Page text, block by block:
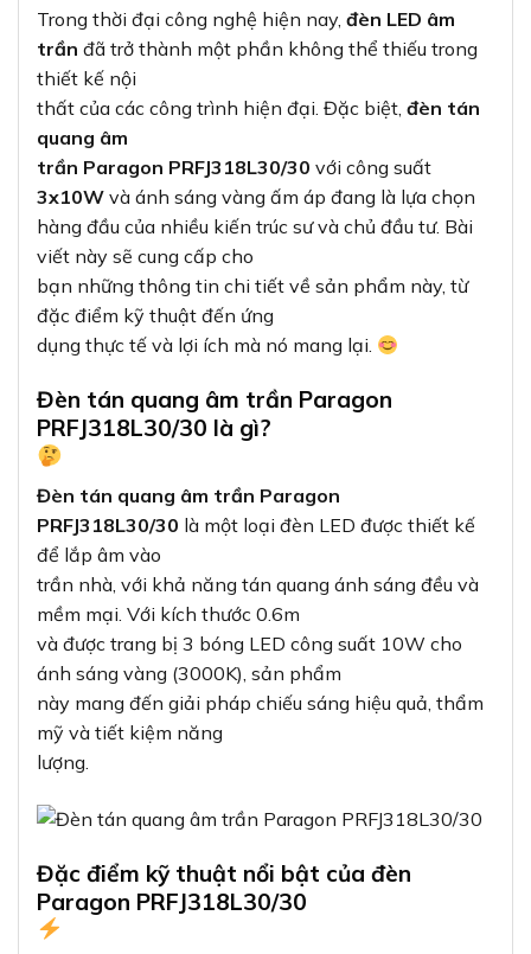
Trong thời đại công nghệ hiện nay, đèn LED âm
trần đã trở thành một phần không thể thiếu trong
thiết kế nội
thất của các công trình hiện đại. Đặc biệt, đèn tán
quang âm
trần Paragon PRFJ318L30/30 với công suất
3x10W và ánh sáng vàng ấm áp đang là lựa chọn
hàng đầu của nhiều kiến trúc sư và chủ đầu tư. Bài
viết này sẽ cung cấp cho
bạn những thông tin chi tiết về sản phẩm này, từ
đặc điểm kỹ thuật đến ứng
dụng thực tế và lợi ích mà nó mang lại.
Đèn tán quang âm trần Paragon
PRFJ318L30/30 là gì?
Đèn tán quang âm trần Paragon
PRFJ318L30/30 là một loại đèn LED được thiết kế
để lắp âm vào
trần nhà, với khả năng tán quang ánh sáng đều và
mềm mại. Với kích thước 0.6m
và được trang bị 3 bóng LED công suất 10W cho
ánh sáng vàng (3000K), sản phẩm
này mang đến giải pháp chiếu sáng hiệu quả, thẩm
mỹ và tiết kiệm năng
lượng.
Đặc điểm kỹ thuật nổi bật của đèn
Paragon PRFJ318L30/30